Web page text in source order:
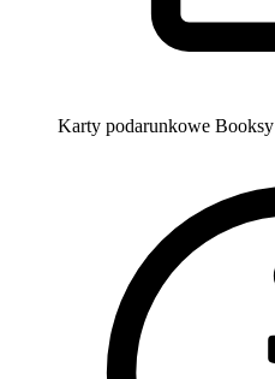
Karty podarunkowe Booksy